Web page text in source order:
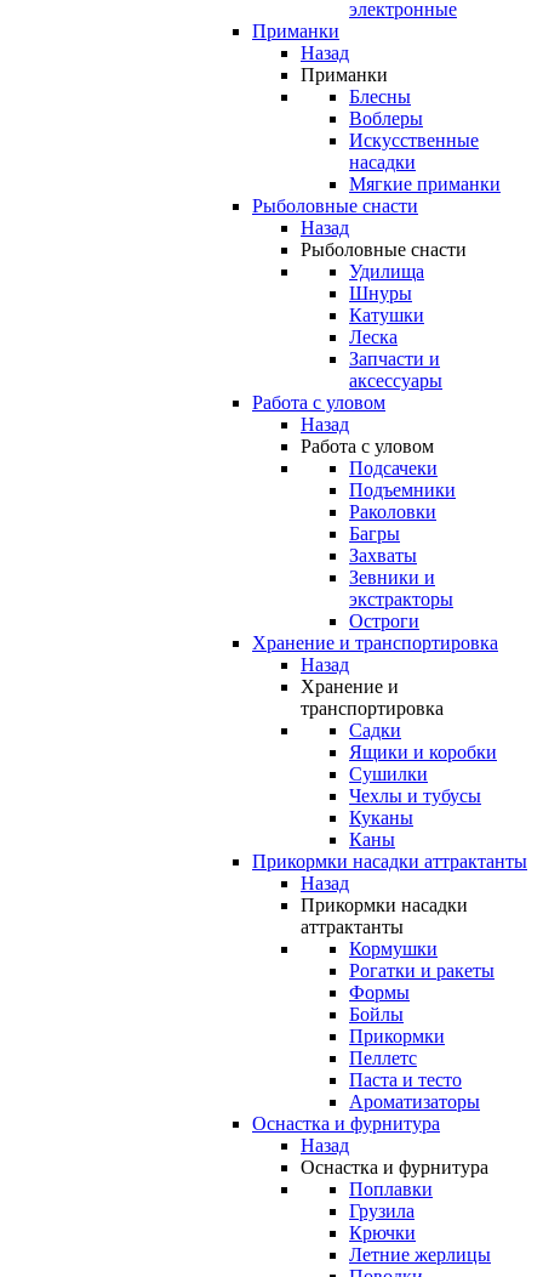
электронные
Приманки
Назад
Приманки
Блесны
Воблеры
Искусственные
насадки
Мягкие приманки
Рыболовные снасти
Назад
Рыболовные снасти
Удилища
Шнуры
Катушки
Леска
Запчасти и
аксессуары
Работа с уловом
Назад
Работа с уловом
Подсачеки
Подъемники
Раколовки
Багры
Захваты
Зевники и
экстракторы
Остроги
Хранение и транспортировка
Назад
Хранение и
транспортировка
Садки
Ящики и коробки
Сушилки
Чехлы и тубусы
Куканы
Каны
Прикормки насадки аттрактанты
Назад
Прикормки насадки
аттрактанты
Кормушки
Рогатки и ракеты
Формы
Бойлы
Прикормки
Пеллетс
Паста и тесто
Ароматизаторы
Оснастка и фурнитура
Назад
Оснастка и фурнитура
Поплавки
Грузила
Крючки
Летние жерлицы